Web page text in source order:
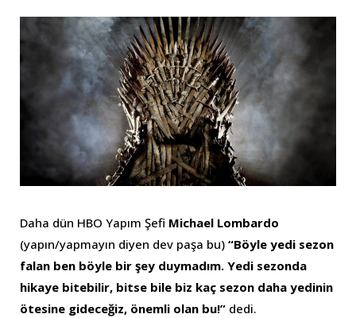
Daha dün HBO Yapım Şefi Michael Lombardo
(yapın/yapmayın diyen dev paşa bu) “Böyle yedi sezon
falan ben böyle bir şey duymadım. Yedi sezonda
hikaye bitebilir, bitse bile biz kaç sezon daha yedinin
ötesine gideceğiz, önemli olan bu!” dedi.